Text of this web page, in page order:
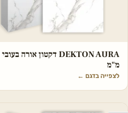
מ"מ
לצפייה בדגם ←